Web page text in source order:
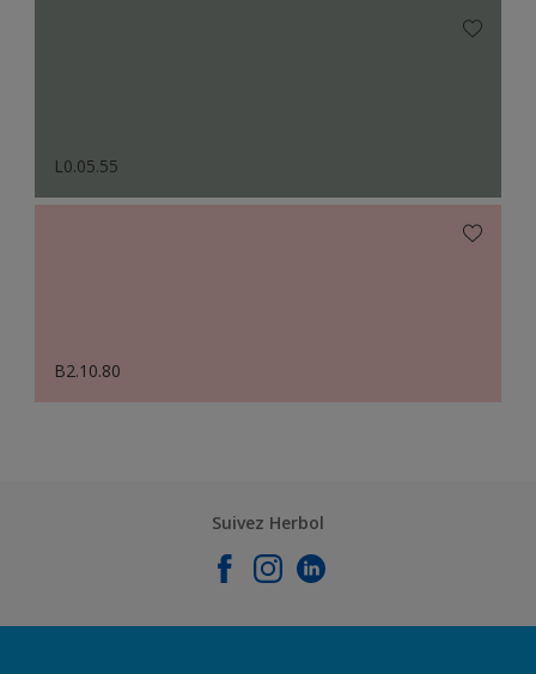
L0.05.55
B2.10.80
Suivez Herbol